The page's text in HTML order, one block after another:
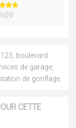
boulevard
de garage,
de gonflage.
CETTE